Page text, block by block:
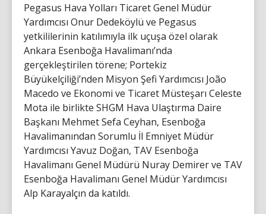
Pegasus Hava Yolları Ticaret Genel Müdür
Yardımcısı Onur Dedeköylü ve Pegasus
yetkililerinin katılımıyla ilk uçuşa özel olarak
Ankara Esenboğa Havalimanı’nda
gerçekleştirilen törene; Portekiz
Büyükelçiliği’nden Misyon Şefi Yardımcısı João
Macedo ve Ekonomi ve Ticaret Müsteşarı Celeste
Mota ile birlikte SHGM Hava Ulaştırma Daire
Başkanı Mehmet Sefa Ceyhan, Esenboğa
Havalimanından Sorumlu İl Emniyet Müdür
Yardımcısı Yavuz Doğan, TAV Esenboğa
Havalimanı Genel Müdürü Nuray Demirer ve TAV
Esenboğa Havalimanı Genel Müdür Yardımcısı
Alp Karayalçın da katıldı.